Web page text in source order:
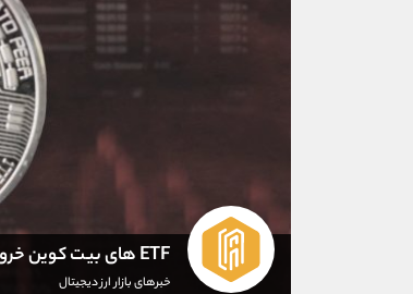
ETF های بیت کوین خروجی های 7 روزه را معکوس می کنند
خبرهای بازار ارز دیجیتال